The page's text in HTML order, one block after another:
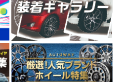
メーカーの一社GOODYEAR（グッドイヤ
に米国で創業して以来、120年以上にわた
造しています。 ユーザーニーズを満たす
の生産、環境や人々の未来を考えた技術
、進化を続けるタイヤメーカーです。
4.66
ンタル